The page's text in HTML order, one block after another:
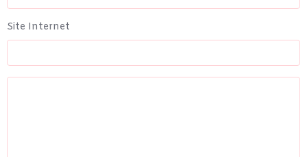
Site Internet